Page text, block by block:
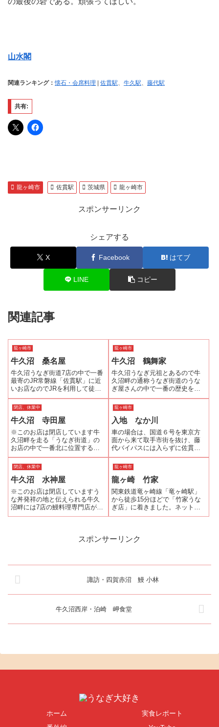
山水閣
関連ランキング：懐石・会席料理 佐貫駅、 牛久駅、 藤代駅
共有:
龍ヶ崎市 佐貫駅 茨城県 龍ヶ崎市
スポンサーリンク
シェアする
X Facebook はてブ
LINE コピー
関連記事
龍ヶ崎市
牛久沼 桑名屋
牛久沼うなぎ街道7店の中で一番
最寄のJR常磐線「佐貫駅」に近
いお店なのでJRを利用して徒歩
で行ってきました。JR常磐線
「佐貫駅」西口を降りて真っ直
ぐ進むと300mほどで国道６号線
に出て、右に曲がります。さら
に300mほど進むと「八間堰」と
い...
龍ヶ崎市
牛久沼 鶴舞家
牛久沼うなぎ元祖とあるので牛
久沼畔の通称うなぎ街道のうな
ぎ屋さんの中で一番の歴史を持
つお店なのでしょうか？メニュ
ーの「はしがき」には元祖とし
て恥じない味と紀州備長炭を使
用した炭火焼を謳っています。
店内には「浜名湖養魚漁業組
合」 のポスターが...
閉店、休業中
牛久沼 寺田屋
※このお店は閉店しています牛
久沼畔を走る「うなぎ街道」の
お店の中で一番北に位置するの
が「寺田屋」です。「うなぎ街
道」７店の中で、ここ「寺田
屋」と「鶴舞家」が紀州備長炭
の炭火焼をアピールしている。
今から割き始めるということだ
ったので、珍しい「...
龍ヶ崎市
入地 なか川
車の場合は、国道６号を東京方
面から来て取手市街を抜け、藤
代バイパスには入らずに佐貫方
面に進む。小貝川に架かる文巻
橋を渡り、「小通幸谷」交差点
を右折して2kmほど来た左手に
「なか川」はあります。お店の
前のスペースが駐車スペースに
なっており、５...
閉店、休業中
牛久沼 水神屋
※このお店は閉店していますう
な丼発祥の地と伝えられる牛久
沼畔には7店の鰻料理専門店があ
り「うなぎ街道」と呼ばれてい
でその北隣が、ここ「水神屋」
龍ヶ崎市
龍ヶ崎 竹家
関東鉄道竜ヶ崎線「竜ヶ崎駅」
から徒歩15分ほどで「竹家うな
ぎ店」に着きました。ネットで
お店の情報を調べていてうな重
で、今日は「特うな重」にと決
スポンサーリンク
諏訪・四賀赤沼 鰻 小林
牛久沼西岸・泊崎 岬食堂
ホーム
実食レポート